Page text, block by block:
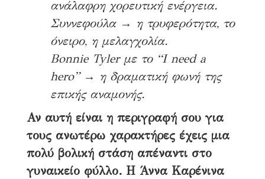
ανάλαφρη χορευτική ενέργεια.
Συννεφούλα → η τρυφερότητα, το
όνειρο, η μελαγχολία.
Bonnie Tyler με το “I need a
hero” → η δραματική φωνή της
επικής αναμονής.
Αν αυτή είναι η περιγραφή σου για
τους ανωτέρω χαρακτήρες έχεις μια
πολύ βολική στάση απέναντι στο
γυναικείο φύλλο. Η Άννα Καρένινα